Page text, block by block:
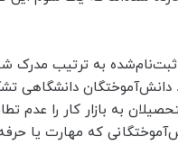
زیر دیپلم، 33 درصد دیپلم‌ها و 35 درصد
به بازار کار را عدم
که مهارت یا